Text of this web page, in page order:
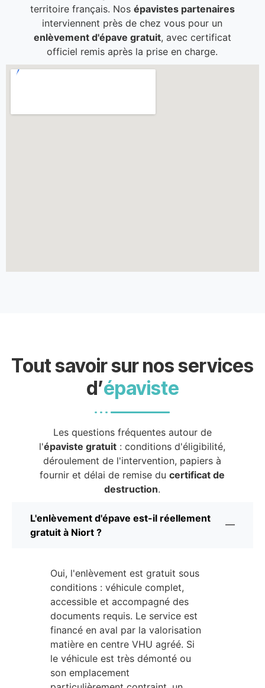
territoire français. Nos épavistes partenaires
interviennent près de chez vous pour un
enlèvement d'épave gratuit, avec certificat
officiel remis après la prise en charge.
Tout savoir sur nos services
d’épaviste
Les questions fréquentes autour de
l'épaviste gratuit : conditions d'éligibilité,
déroulement de l'intervention, papiers à
fournir et délai de remise ducertificat de
destruction.
L'enlèvement d'épave est-il réellement
gratuit à Niort ?
Oui, l'enlèvement est gratuit sous
conditions : véhicule complet,
accessible et accompagné des
documents requis. Le service est
financé en aval par la valorisation
matière en centre VHU agréé. Si
le véhicule est très démonté ou
son emplacement